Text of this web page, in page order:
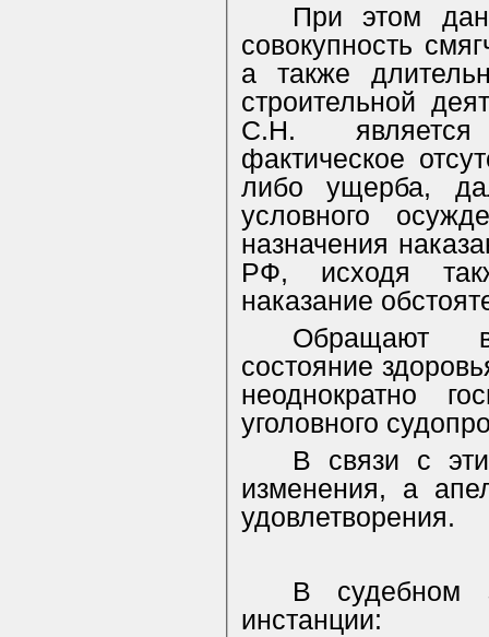
При этом
совокупность
а также
строительной
С.Н. является
фактическое
либо ущерба,
условного
назначения
РФ, исходя
наказание
Обращают
состояние
неоднократно
уголовного
В связи с
изменения, а
удовлетворения.
В судебном
инстанции: